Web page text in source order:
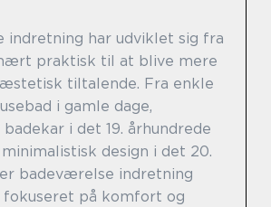
indretning har udviklet sig fra
praktisk til at blive mere
æstetisk tiltalende. Fra enkle
i gamle dage,
i det 19. århundrede
design i det 20.
badeværelse indretning
fokuseret på komfort og